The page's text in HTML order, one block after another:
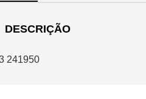
DESCRIÇÃO
241950